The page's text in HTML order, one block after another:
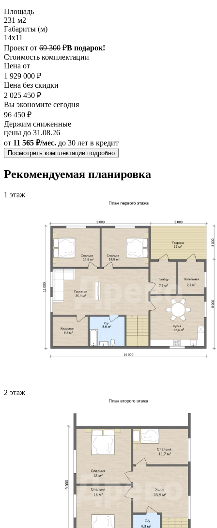
Площадь
231 м2
Габариты (м)
14x11
Проект от 69 300 ₽В подарок!
Стоимость комплектации
Цена от
1 929 000 ₽
Цена без скидки
2 025 450 ₽
Вы экономите сегодня
96 450 ₽
Держим сниженные
цены до 31.08.26
от 11 565 ₽/мес. до 30 лет в кредит
Посмотреть комплектации подробно
Рекомендуемая планировка
1 этаж
2 этаж